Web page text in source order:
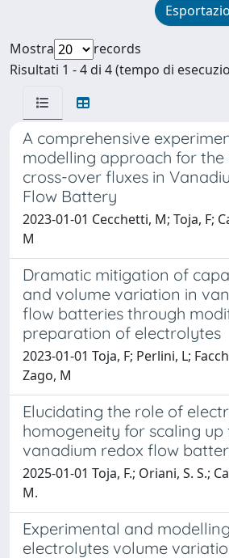
Mostra
records
Risultati 1 - 4 di 4 (tempo di
A comprehensive
modelling approach for
cross-over fluxes in
Flow Battery
2023-01-01 Cecchetti, M; Toja, F;
M
Dramatic mitigation of
and volume variation in
flow batteries through
preparation of electrolytes
2023-01-01 Toja, F; Perlini, L;
Zago, M
Elucidating the role of
homogeneity for scaling up
vanadium redox flow
2025-01-01 Toja, F.; Oriani, S. S.;
M.
Experimental and
electrolytes volume